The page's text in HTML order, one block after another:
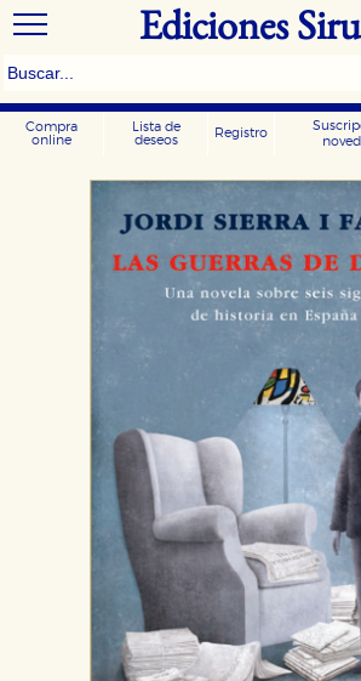
Ediciones
Compra
online
Lista de
deseos
Registro